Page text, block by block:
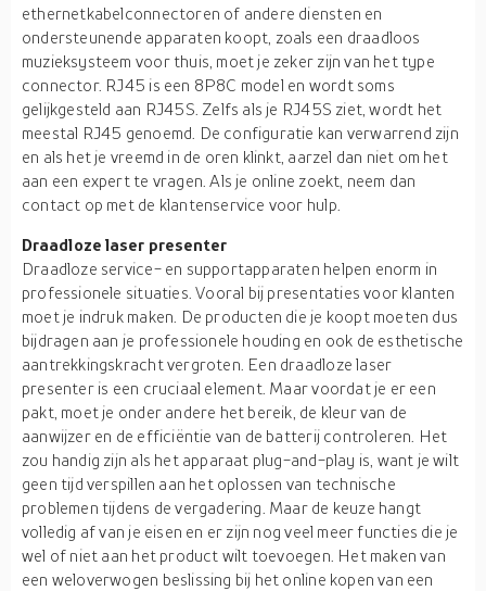
ethernetkabelconnectoren of andere diensten en
ondersteunende apparaten koopt, zoals een draadloos
muzieksysteem voor thuis, moet je zeker zijn van het type
connector. RJ45 is een 8P8C model en wordt soms
gelijkgesteld aan RJ45S. Zelfs als je RJ45S ziet, wordt het
meestal RJ45 genoemd. De configuratie kan verwarrend zijn
en als het je vreemd in de oren klinkt, aarzel dan niet om het
aan een expert te vragen. Als je online zoekt, neem dan
contact op met de klantenservice voor hulp.
Draadloze laser presenter
Draadloze service- en supportapparaten helpen enorm in
professionele situaties. Vooral bij presentaties voor klanten
moet je indruk maken. De producten die je koopt moeten dus
bijdragen aan je professionele houding en ook de esthetische
aantrekkingskracht vergroten. Een draadloze laser
presenter is een cruciaal element. Maar voordat je er een
pakt, moet je onder andere het bereik, de kleur van de
aanwijzer en de efficiëntie van de batterij controleren. Het
zou handig zijn als het apparaat plug-and-play is, want je wilt
geen tijd verspillen aan het oplossen van technische
problemen tijdens de vergadering. Maar de keuze hangt
volledig af van je eisen en er zijn nog veel meer functies die je
wel of niet aan het product wilt toevoegen. Het maken van
een weloverwogen beslissing bij het online kopen van een